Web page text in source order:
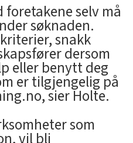
selv må
søknaden.
snakk
dersom
eller benytt deg
er tilgjengelig på
sier Holte.
som
vil bli